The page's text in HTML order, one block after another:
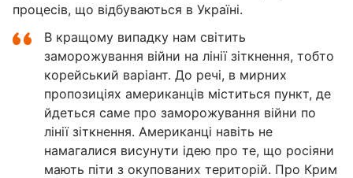
процесів, що відбуваються в Україні.
В кращому випадку нам світить
заморожування війни на лінії зіткнення, тобто
корейський варіант. До речі, в мирних
пропозиціях американців міститься пункт, де
йдеться саме про заморожування війни по
лінії зіткнення. Американці навіть не
намагалися висунути ідею про те, що росіяни
мають піти з окупованих територій. Про Крим